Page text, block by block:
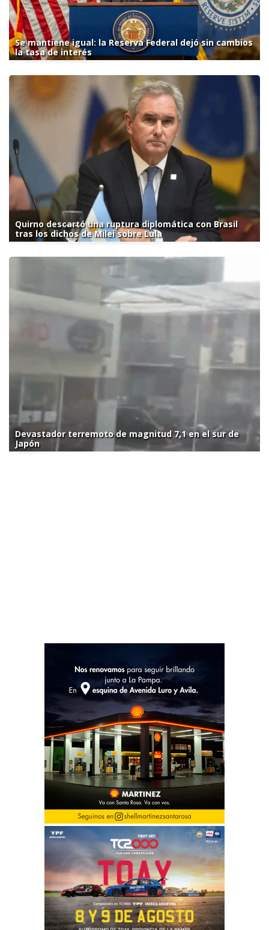
Se mantiene igual: la Reserva Federal dejó sin cambios
la tasa de interés
Quirno descartó una ruptura diplomática con Brasil
tras los dichos de Milei sobre Lula
Devastador terremoto de magnitud 7,1 en el sur de
Japón